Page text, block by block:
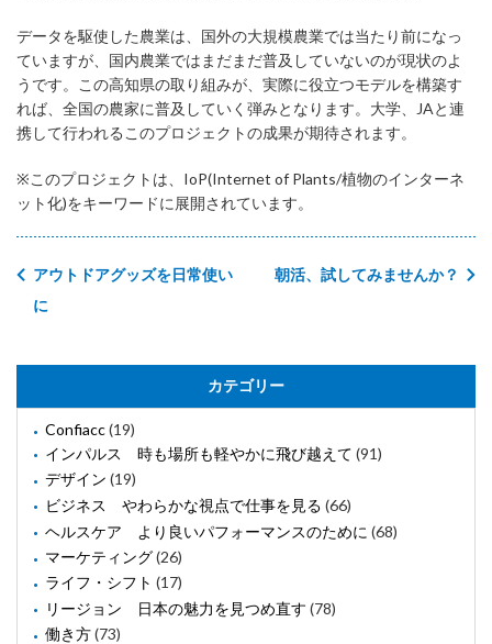
データを駆使した農業は、国外の大規模農業では当たり前になっ
ていますが、国内農業ではまだまだ普及していないのが現状のよ
うです。この高知県の取り組みが、実際に役立つモデルを構築す
れば、全国の農家に普及していく弾みとなります。大学、JAと連
携して行われるこのプロジェクトの成果が期待されます。
※このプロジェクトは、IoP(Internet of Plants/植物のインターネ
ット化)をキーワードに展開されています。
朝活、試してみませんか？
アウトドアグッズを日常使い
に
カテゴリー
Confiacc(19)
インパルス 時も場所も軽やかに飛び越えて (91)
デザイン (19)
ビジネス やわらかな視点で仕事を見る (66)
ヘルスケア より良いパフォーマンスのために (68)
マーケティング(26)
ライフ・シフト (17)
リージョン 日本の魅力を見つめ直す (78)
働き方(73)